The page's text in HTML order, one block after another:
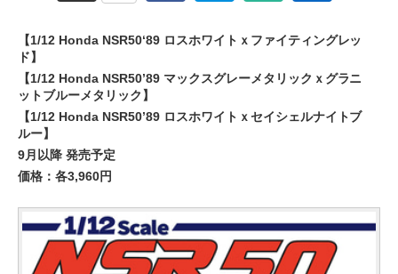
【1/12 Honda NSR50‘89 ロスホワイトｘファイティングレッ
ド】
【1/12 Honda NSR50’89 マックスグレーメタリックｘグラニ
ットブルーメタリック】
【1/12 Honda NSR50’89 ロスホワイトｘセイシェルナイトブ
ルー】
9月以降 発売予定
価格：各3,960円